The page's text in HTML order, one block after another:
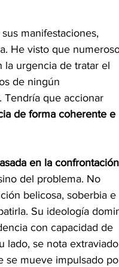
manifestaciones,
He visto que
la urgencia de tratar el
de ningún
Tendría que accionar
de forma coherente e
en la confrontación
del problema. No
belicosa, soberbia e
Su ideología
con capacidad de
lado, se nota
se mueve impulsado